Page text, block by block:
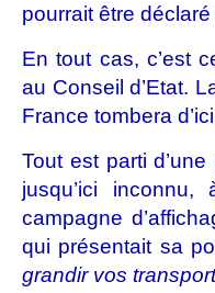
pourrait être
En tout cas, c’est
au Conseil d’Etat.
France tombera
Tout est parti
jusqu’ici
campagne
qui présentait sa
grandir vos